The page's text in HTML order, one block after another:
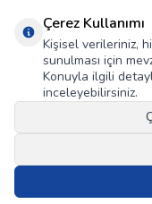
ADRES & İLETIŞIM
E-
Kampanya ve
KVKK Sözleşmesi'ni,
Çerez Kullanımı
Kişisel verileriniz,
sunulması için
Konuyla ilgili
inceleyebilirsiniz.